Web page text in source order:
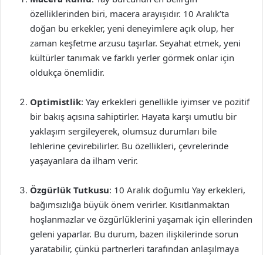
özelliklerinden biri, macera arayışıdır. 10 Aralık’ta
doğan bu erkekler, yeni deneyimlere açık olup, her
zaman keşfetme arzusu taşırlar. Seyahat etmek, yeni
kültürler tanımak ve farklı yerler görmek onlar için
oldukça önemlidir.
Optimistlik: Yay erkekleri genellikle iyimser ve pozitif
bir bakış açısına sahiptirler. Hayata karşı umutlu bir
yaklaşım sergileyerek, olumsuz durumları bile
lehlerine çevirebilirler. Bu özellikleri, çevrelerinde
yaşayanlara da ilham verir.
Özgürlük Tutkusu: 10 Aralık doğumlu Yay erkekleri,
bağımsızlığa büyük önem verirler. Kısıtlanmaktan
hoşlanmazlar ve özgürlüklerini yaşamak için ellerinden
geleni yaparlar. Bu durum, bazen ilişkilerinde sorun
yaratabilir, çünkü partnerleri tarafından anlaşılmaya